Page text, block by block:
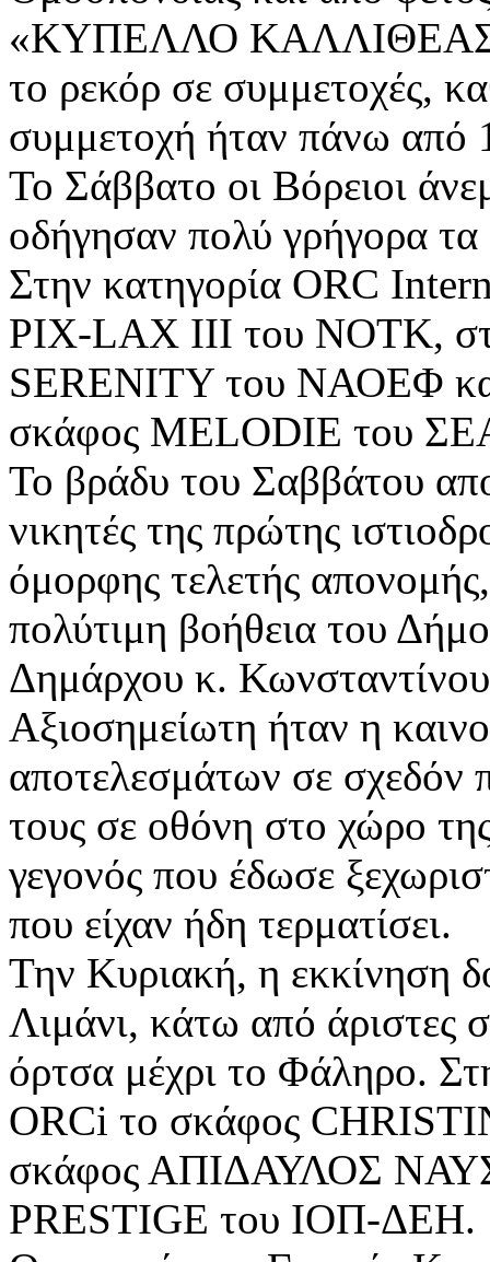
«ΚΥΠΕΛΛΟ ΚΑΛΛΙΘΕΑΣ»,
το ρεκόρ σε συμμετοχές,
συμμετοχή ήταν πάνω από
Το Σάββατο οι Βόρειοι
οδήγησαν πολύ γρήγορα
Στην κατηγορία ORC
PIX-LAX III του ΝΟΤΚ,
SERENITY του ΝΑΟΕΦ
σκάφος MELODIE του
Το βράδυ του Σαββάτου
νικητές της πρώτης
όμορφης τελετής
πολύτιμη βοήθεια του
Δημάρχου κ.
Αξιοσημείωτη ήταν η
αποτελεσμάτων σε σχεδόν
τους σε οθόνη στο χώρο
γεγονός που έδωσε
που είχαν ήδη τερματίσει.
Την Κυριακή, η εκκίνηση
Λιμάνι, κάτω από άριστες
όρτσα μέχρι το Φάληρο.
ORCi το σκάφος
σκάφος ΑΠΙΔΑΥΛΟΣ
PRESTIGE του ΙΟΠ-ΔΕΗ.